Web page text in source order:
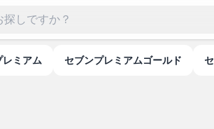
レミアム セブンプレミアムゴールド